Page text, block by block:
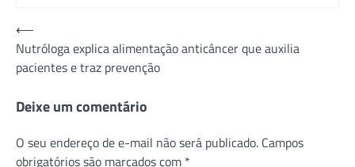
Navegação
de
Post
⟵
Nutróloga explica alimentação anticâncer que auxilia
pacientes e traz prevenção
Deixe um comentário
O seu endereço de e-mail não será publicado. Campos
obrigatórios são marcados com *